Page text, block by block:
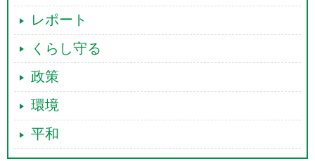
レポート
くらし守る
政策
環境
平和